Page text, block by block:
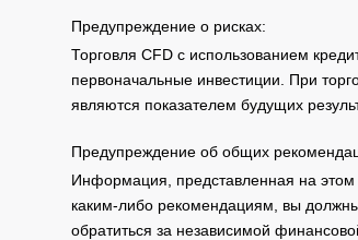
Предупреждение о рисках:
Торговля CFD с использованием
первоначальные инвестиции. При
являются показателем будущих
Предупреждение об общих
Информация, представленная на этом
каким-либо рекомендациям, вы
обратиться за независимой